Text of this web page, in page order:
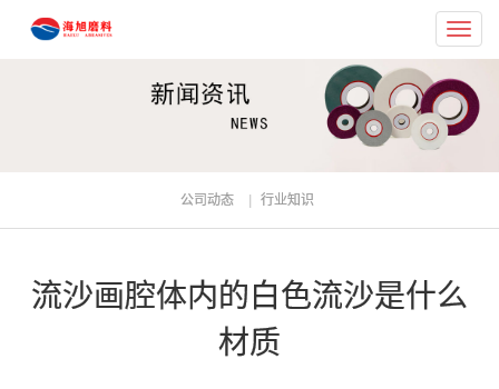
公司动态 行业知识
流沙画腔体内的白色流沙是什么
材质